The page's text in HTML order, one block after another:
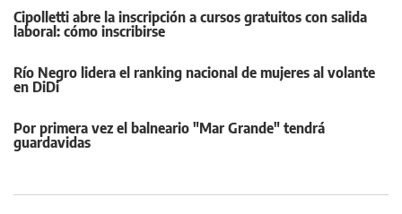
Cipolletti abre la inscripción a cursos gratuitos con salida
laboral: cómo inscribirse
Río Negro lidera el ranking nacional de mujeres al volante
en DiDi
Por primera vez el balneario "Mar Grande" tendrá
guardavidas